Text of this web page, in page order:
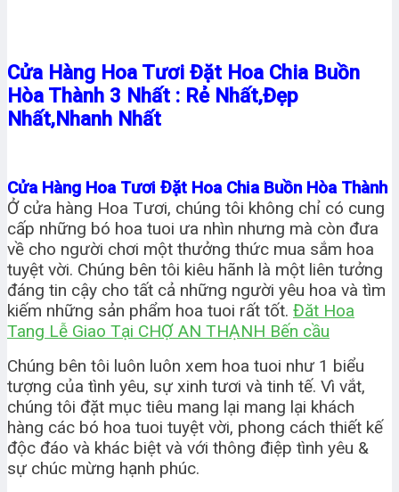
Cửa Hàng Hoa Tươi Đặt Hoa Chia Buồn
Hòa Thành 3 Nhất : Rẻ Nhất,Đẹp
Nhất,Nhanh Nhất
Cửa Hàng Hoa Tươi Đặt Hoa Chia Buồn Hòa Thành
Ở cửa hàng Hoa Tươi, chúng tôi không chỉ có cung
cấp những bó hoa tuoi ưa nhìn nhưng mà còn đưa
về cho người chơi một thưởng thức mua sắm hoa
tuyệt vời. Chúng bên tôi kiêu hãnh là một liên tưởng
đáng tin cậy cho tất cả những người yêu hoa và tìm
kiếm những sản phẩm hoa tuoi rất tốt. Đăt Hoa
Tang Lễ Giao Tại CHỢ AN THẠNH Bến cầu
Chúng bên tôi luôn luôn xem hoa tuoi như 1 biểu
tượng của tình yêu, sự xinh tươi và tinh tế. Vì vắt,
chúng tôi đặt mục tiêu mang lại mang lại khách
hàng các bó hoa tuoi tuyệt vời, phong cách thiết kế
độc đáo và khác biệt và với thông điệp tình yêu &
sự chúc mừng hạnh phúc.